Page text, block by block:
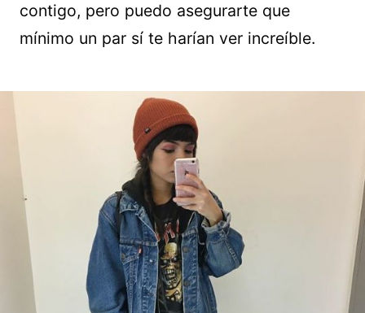
contigo, pero puedo asegurarte que
mínimo un par sí te harían ver increíble.